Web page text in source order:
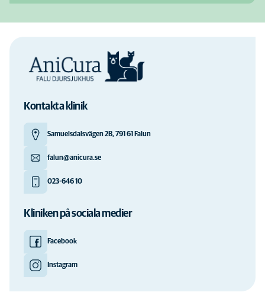
Kontakta klinik
Samuelsdalsvägen 2B, 791 61 Falun
falun@anicura.se
023-646 10
Kliniken på sociala medier
Facebook
Instagram